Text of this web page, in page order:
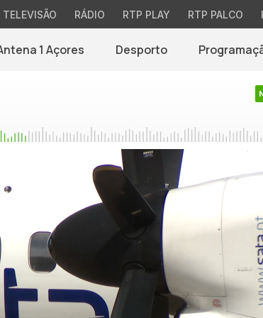
TELEVISÃO RÁDIO RTP PLAY RTP PALCO
1 Açores Desporto